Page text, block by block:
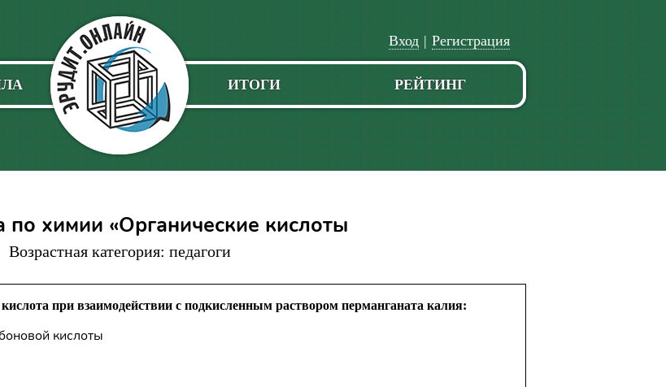
Регистрация
|
Вход
РЕЙТИНГ
ИТОГИ
химии «Органические кислоты
Возрастная категория: педагоги
при взаимодействии с подкисленным раствором перманганата калия:
кислоты